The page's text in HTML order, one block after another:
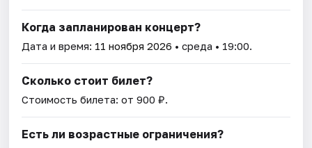
Когда запланирован концерт?
Дата и время: 11 ноября 2026 • среда • 19:00.
Сколько стоит билет?
Стоимость билета: от 900 ₽.
Есть ли возрастные ограничения?